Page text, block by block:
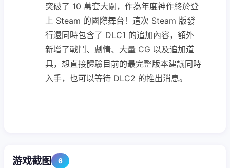
突破了 10 萬套大關，作為年度神作終於登
上 Steam 的國際舞台！這次 Steam 版發
行還同時包含了 DLC1 的追加內容，額外
新增了戰鬥、劇情、大量 CG 以及追加道
具，想直接體驗目前的最完整版本建議同時
入手，也可以等待 DLC2 的推出消息。
游戏截图 6